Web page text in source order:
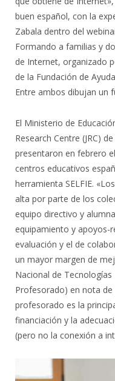
buen español, con la
Zabala dentro del
Formando a familias y
de Internet, organizado
de la Fundación de
Entre ambos dibujan un
El Ministerio de
Research Centre (JRC)
presentaron en febrero
centros educativos
herramienta SELFIE.
alta por parte de los
equipo directivo y
equipamiento y apoyos-
evaluación y el de
un mayor margen de
Nacional de
Profesorado) en nota
profesorado es la
financiación y la
(pero no la conexión a